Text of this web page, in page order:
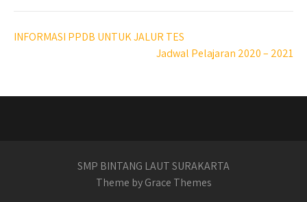
Post
INFORMASI PPDB UNTUK JALUR TES
Jadwal Pelajaran 2020 – 2021
SMP BINTANG LAUT SURAKARTA
Theme by Grace Themes